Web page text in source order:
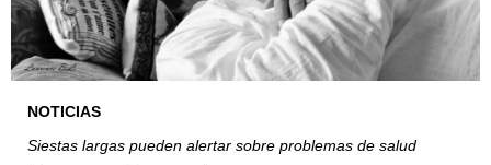
NOTICIAS
Siestas largas pueden alertar sobre problemas de salud